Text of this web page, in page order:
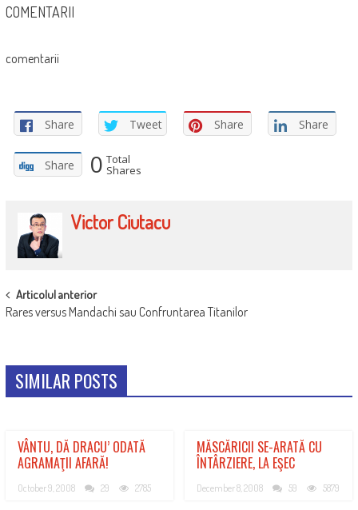
COMENTARII
comentarii
Share Tweet Share Share
Share 0 Total
Shares
Victor Ciutacu
POST
NAVIGATION
Articolul anterior
Rares versus Mandachi sau Confruntarea Titanilor
SIMILAR POSTS
VÂNTU, DĂ DRACU’ ODATĂ
AGRAMAŢII AFARĂ!
October 9, 2008 29 2785
MĂSCĂRICII SE-ARATĂ CU
ÎNTÂRZIERE, LA EŞEC
December 8, 2008 59 5879